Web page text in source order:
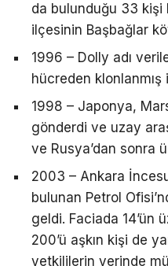
da bulunduğu 33 kişi
ilçesinin Başbağlar
1996 – Dolly adı
hücreden
1998 – Japonya,
gönderdi ve uzay
ve Rusya’dan sonra
2003 – Ankara
bulunan Petrol
geldi. Faciada 14’ün
200’ü aşkın kişi de
yetkililerin yerinde